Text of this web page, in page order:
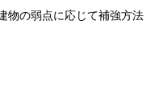
物の弱点に応じて補強方法